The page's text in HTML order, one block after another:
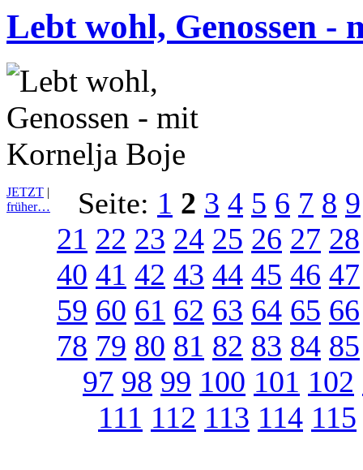
Lebt wohl, Genossen -
JETZT |
früher…
Seite: 1 2 3 4 5 6 7 8 9
21 22 23 24 25 26 27 28
40 41 42 43 44 45 46 47
59 60 61 62 63 64 65 66
78 79 80 81 82 83 84 85
97 98 99 100 101 102
111 112 113 114 115